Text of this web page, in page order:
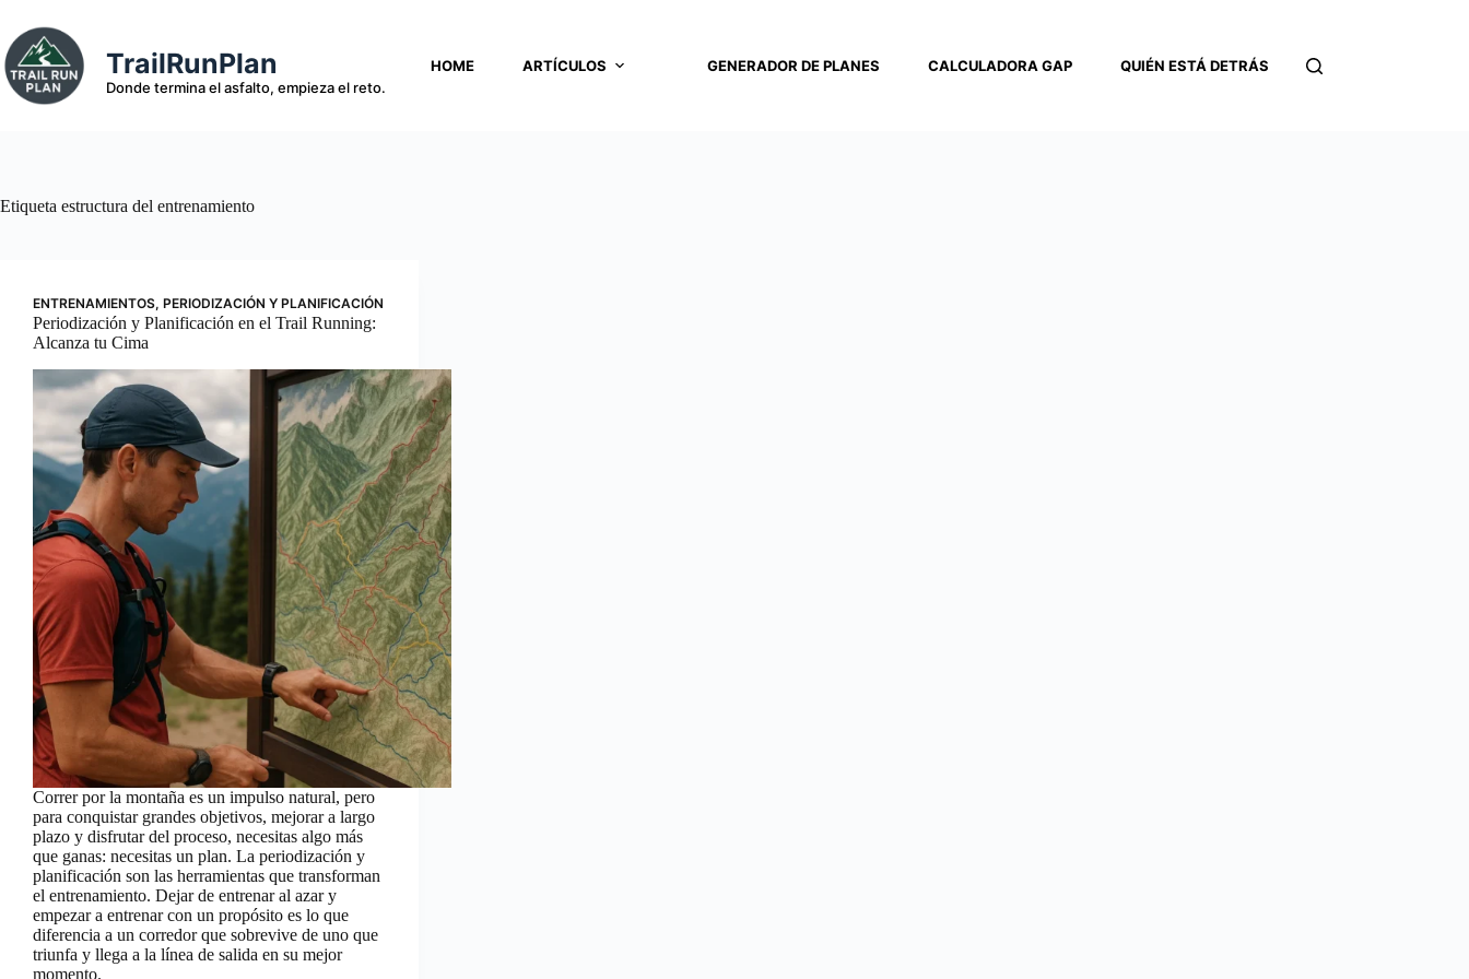
contenido
TrailRunPlan
Donde termina el asfalto, empieza el reto.
HOME ARTÍCULOS GENERADOR DE PLANES CALCULADORA GAP QUIÉN ESTÁ DETRÁS CONTACTO
Etiqueta estructura del entrenamiento
ENTRENAMIENTOS, PERIODIZACIÓN Y PLANIFICACIÓN
Periodización y Planificación en el Trail Running:
Alcanza tu Cima
Correr por la montaña es un impulso natural, pero
para conquistar grandes objetivos, mejorar a largo
plazo y disfrutar del proceso, necesitas algo más
que ganas: necesitas un plan. La periodización y
planificación son las herramientas que transforman
el entrenamiento. Dejar de entrenar al azar y
empezar a entrenar con un propósito es lo que
diferencia a un corredor que sobrevive de uno que
triunfa y llega a la línea de salida en su mejor
momento.